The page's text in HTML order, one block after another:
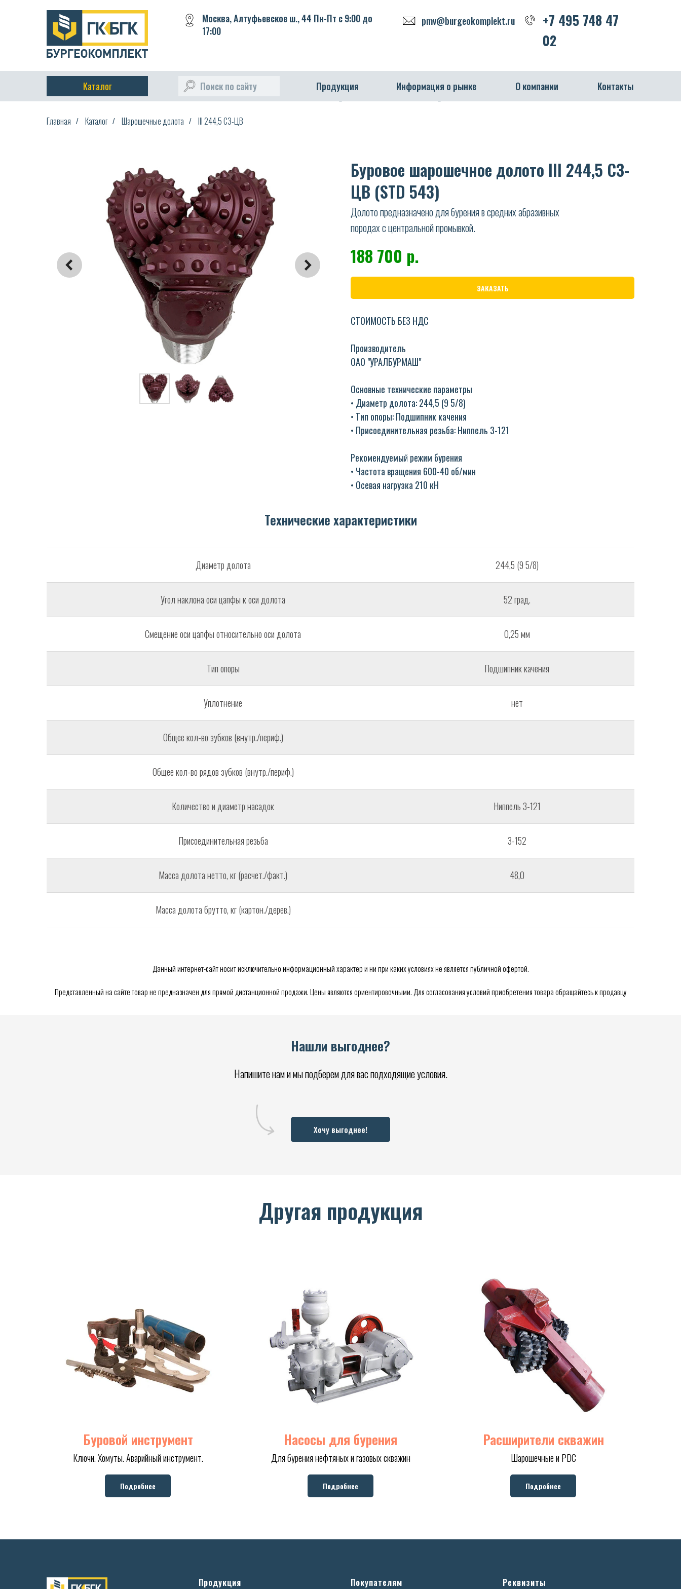
Каталог Продукция О компании Контакты
pmv@burgeokomplekt.ru
Москва, Алтуфьевское ш., 44 Пн-Пт с 9:00 до
17:00
+7 495 748 47
02
Поиск по сайту Информация о рынке
+7 495 748 47 02
Главная / Каталог / Шарошечные долота / III 244,5 СЗ-ЦВ
Буровое шарошечное долото III 244,5 СЗ-
ЦВ (STD 543)
Долото предназначено для бурения в средних абразивных
породах с центральной промывкой.
188 700 р.
ЗАКАЗАТЬ
СТОИМОСТЬ БЕЗ НДС
Производитель
ОАО "УРАЛБУРМАШ"
Основные технические параметры
• Диаметр долота: 244,5 (9 5/8)
• Тип опоры: Подшипник качения
• Присоединительная резьба: Ниппель 3-121
Рекомендуемый режим бурения
• Частота вращения 600-40 об/мин
• Осевая нагрузка 210 кН
Технические характеристики
Диаметр долота 244,5 (9 5/8)
Угол наклона оси цапфы к оси долота 52 град.
Смещение оси цапфы относительно оси долота 0,25 мм
Тип опоры Подшипник качения
Уплотнение нет
Общее кол-во зубков (внутр./периф.)
Общее кол-во рядов зубков (внутр./периф.)
Количество и диаметр насадок Ниппель 3-121
Присоединительная резьба З-152
Масса долота нетто, кг (расчет./факт.) 48,0
Масса долота брутто, кг (картон./дерев.)
Данный интернет-сайт носит исключительно информационный характер и ни при каких условиях не является публичной офертой.
Представленный на сайте товар не предназначен для прямой дистанционной продажи. Цены являются ориентировочными. Для согласования условий приобретения товара обращайтесь к продавцу
Нашли выгоднее?
Напишите нам и мы подберем для вас подходящие условия.
Хочу выгоднее!
Другая продукция
Буровой инструмент
Ключи. Хомуты. Аварийный инструмент.
Подробнее
Насосы для бурения
Для бурения нефтяных и газовых скважин
Подробнее
Расширители скважин
Шарошечные и PDC
Подробнее
Продукция Покупателям Реквизиты